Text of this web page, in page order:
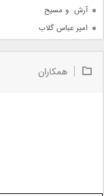
آرش  و مسیح
امیر عباس گلاب
امیر علی
همکاران